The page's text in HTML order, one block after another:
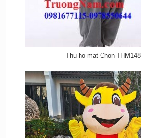
Thu-ho-mat-Chon-THM148